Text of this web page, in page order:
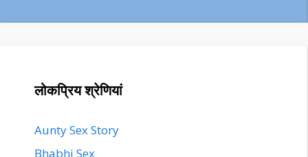
लोकप्रिय श्रेणियां
Aunty Sex Story
Bhabhi Sex